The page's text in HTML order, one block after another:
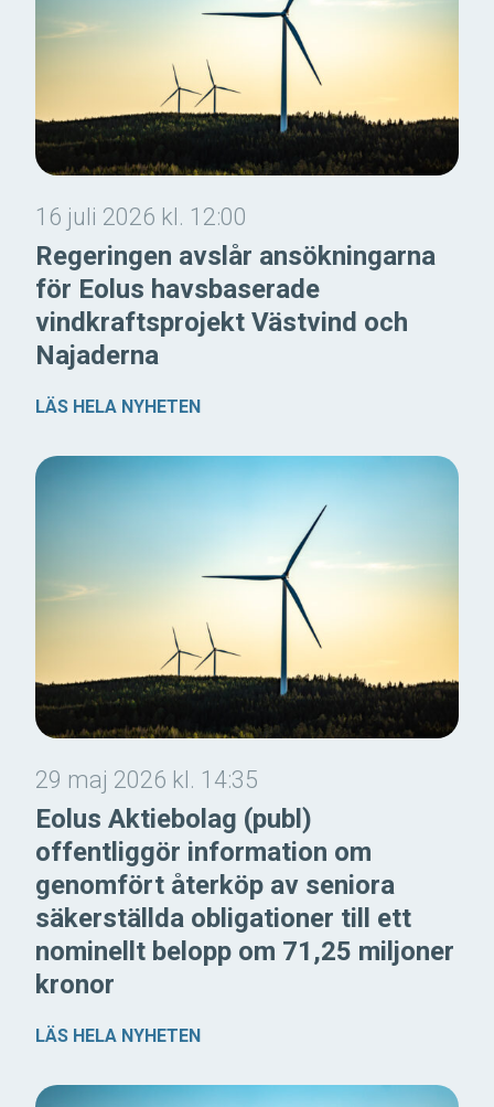
16 juli 2026 kl. 12:00
Regeringen avslår ansökningarna
för Eolus havsbaserade
vindkraftsprojekt Västvind och
Najaderna
LÄS HELA NYHETEN
29 maj 2026 kl. 14:35
Eolus Aktiebolag (publ)
offentliggör information om
genomfört återköp av seniora
säkerställda obligationer till ett
nominellt belopp om 71,25 miljoner
kronor
LÄS HELA NYHETEN